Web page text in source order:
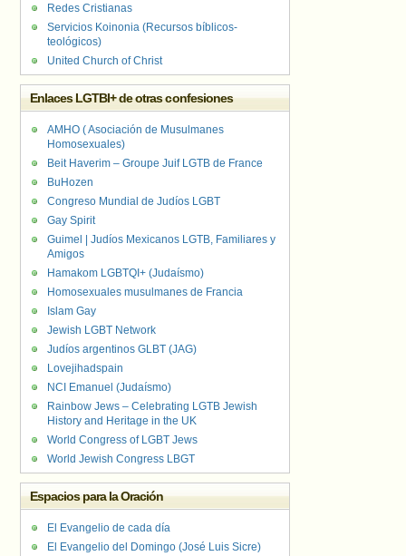
Redes Cristianas
Servicios Koinonia (Recursos bíblicos-
teológicos)
United Church of Christ
Enlaces LGTBI+ de otras confesiones
AMHO ( Asociación de Musulmanes
Homosexuales)
Beit Haverim – Groupe Juif LGTB de France
BuHozen
Congreso Mundial de Judíos LGBT
Gay Spirit
Guimel | Judíos Mexicanos LGTB, Familiares y
Amigos
Hamakom LGBTQI+ (Judaísmo)
Homosexuales musulmanes de Francia
Islam Gay
Jewish LGBT Network
Judíos argentinos GLBT (JAG)
Lovejihadspain
NCI Emanuel (Judaísmo)
Rainbow Jews – Celebrating LGTB Jewish
History and Heritage in the UK
World Congress of LGBT Jews
World Jewish Congress LBGT
Espacios para la Oración
El Evangelio de cada día
El Evangelio del Domingo (José Luis Sicre)